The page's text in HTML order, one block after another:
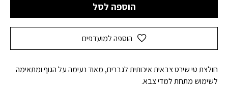
הוספה לסל
הוספה למועדפים
חולצת טי שירט צבאית איכותית לגברים, מאוד נעימה על הגוף ומתאימה
לשימוש מתחת למדי צבא.